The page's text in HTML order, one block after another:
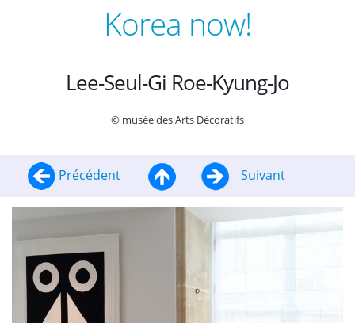
Korea now!
Lee-Seul-Gi Roe-Kyung-Jo
© musée des Arts Décoratifs
Précédent Suivant